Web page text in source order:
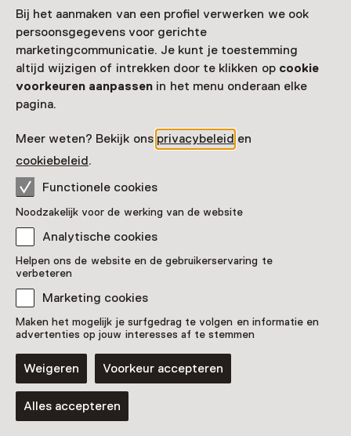
Bij het aanmaken van een profiel verwerken we ook
persoonsgegevens voor gerichte
marketingcommunicatie. Je kunt je toestemming
altijd wijzigen of intrekken door te klikken op cookie
voorkeuren aanpassen in het menu onderaan elke
pagina.
Meer weten? Bekijk ons privacybeleid en
cookiebeleid.
Functionele cookies
Noodzakelijk voor de werking van de website
Analytische cookies
Helpen ons de website en de gebruikerservaring te
verbeteren
Marketing cookies
Maken het mogelijk je surfgedrag te volgen en informatie en
advertenties op jouw interesses af te stemmen
Weigeren Voorkeur accepteren
Alles accepteren
Ga als feminist
8x musea tijdens
Internationale Vrouwendag
Vrouwen vind je in alle onderdelen van musea. Als
stichter, onderwerp van een tentoonstelling of
kunstenaar. Toch worden hun verhalen nog niet altijd
gehoord of erkend. Strijd jij mee voor gelijkheid?